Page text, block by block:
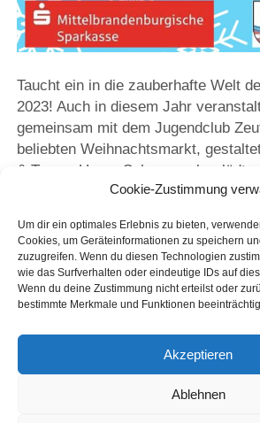
Cookie-Zustimmung
Um dir ein optimales Erlebnis zu bieten,
Cookies, um Geräteinformationen zu speichern
zuzugreifen. Wenn du diesen Technologien
wie das Surfverhalten oder eindeutige IDs auf
Wenn du deine Zustimmung nicht erteilst oder
bestimmte Merkmale und Funktionen
Akzeptieren
Ablehnen
Taucht ein in die zauberhafte Welt
2023! Auch in diesem Jahr
gemeinsam mit dem Jugendclub
beliebten Weihnachtsmarkt,
& Teens. Unser Schneezauber lädt
Dezember 2023 ab 15:00Uhr zu
Angebote, ein buntes
weihnachtliche Leckereien. Freut
vorweihnachtliches Erlebnis für die
Zeuthen